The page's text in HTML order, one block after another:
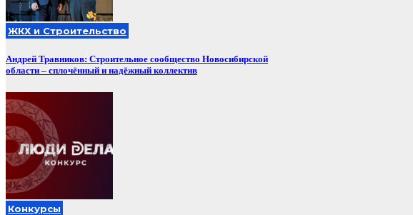
ЖКХ и Строительство
Андрей Травников: Строительное сообщество Новосибирской
области – сплочённый и надёжный коллектив
Конкурсы